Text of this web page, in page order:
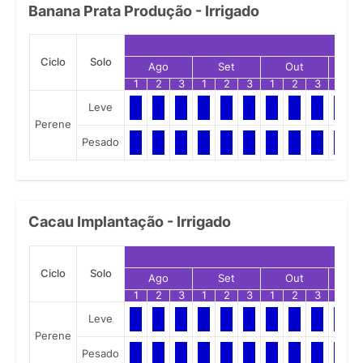
Banana Prata Produção - Irrigado
Ciclo Solo Ago Set Out
1
2 3 1 2 3 1 2 3
Perene
Leve
Pesado
Cacau Implantação - Irrigado
Ciclo Solo Ago Set Out
1
2 3 1 2 3 1 2 3
Perene
Leve
Pesado